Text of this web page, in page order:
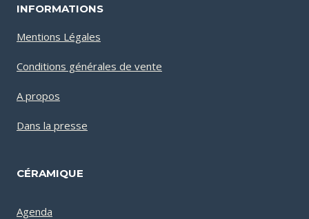
INFORMATIONS
Mentions Légales
Conditions générales de vente
A propos
Dans la presse
CÉRAMIQUE
Agenda